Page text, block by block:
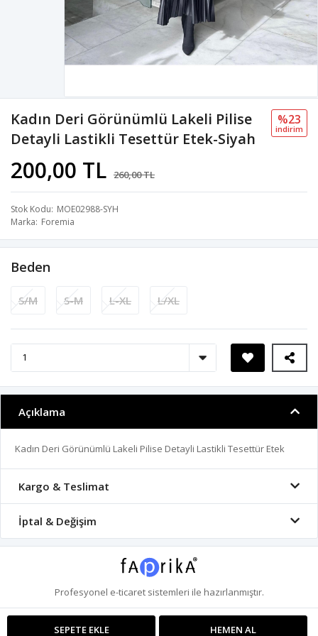
Kadın Deri Görünümlü Lakeli Pilise
Detayli Lastikli Tesettür Etek-Siyah
200,00 TL 260,00 TL
%23
i̇ndi̇ri̇m
Stok Kodu MOE02988-SYH
Marka Foremia
Beden
S/M S-M L-XL L/XL
SEPETE EKLE HEMEN AL
Açıklama
Kadın Deri Görünümlü Lakeli Pilise Detayli Lastikli Tesettür Etek
Kargo & Teslimat
İptal & Değişim
Profesyonel e-ticaretsistemleri ile hazırlanmıştır.